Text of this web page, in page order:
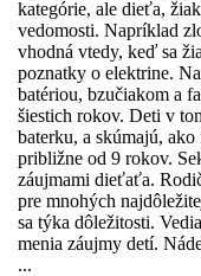
kategórie, ale dieťa,
vedomosti. Napríklad
vhodná vtedy, keď sa
poznatky o elektrine.
batériou, bzučiakom a
šiestich rokov. Deti v
baterku, a skúmajú,
približne od 9 rokov.
záujmami dieťaťa.
pre mnohých
sa týka dôležitosti.
menia záujmy detí.
...